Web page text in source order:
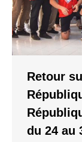
Retour
du 24 au